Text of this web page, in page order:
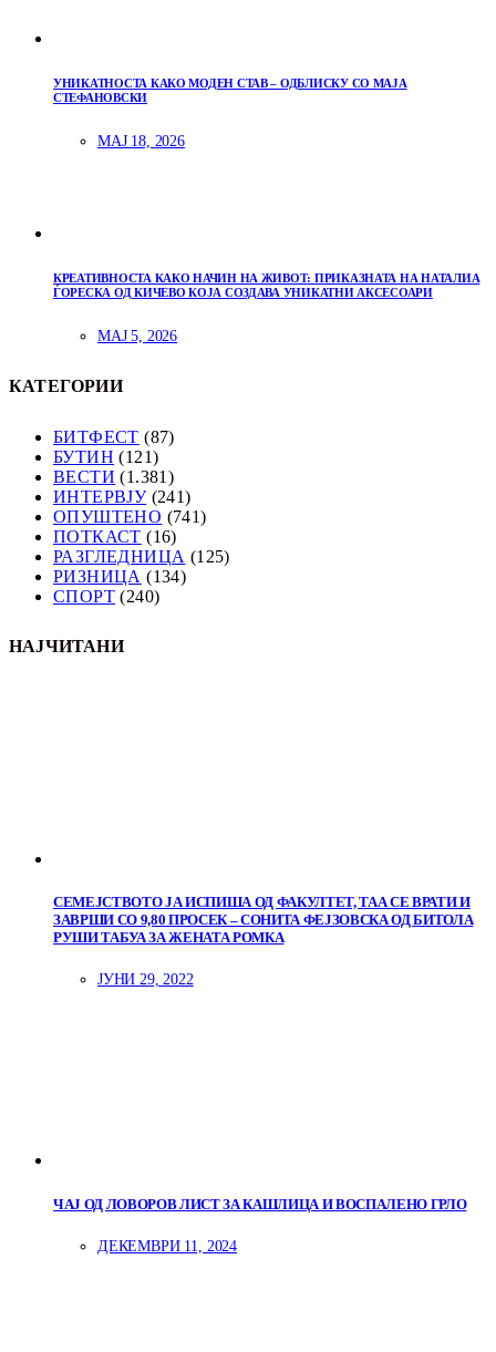
УНИКАТНОСТА КАКО МОДЕН СТАВ – ОДБЛИСКУ СО МАЈА
СТЕФАНОВСКИ
МАЈ 18, 2026
КРЕАТИВНОСТА КАКО НАЧИН НА ЖИВОТ: ПРИКАЗНАТА НА НАТАЛИА
ЃОРЕСКА ОД КИЧЕВО КОЈА СОЗДАВА УНИКАТНИ АКСЕСОАРИ
МАЈ 5, 2026
КАТЕГОРИИ
БИТФЕСТ (87)
БУТИН (121)
ВЕСТИ (1.381)
ИНТЕРВЈУ(241)
ОПУШТЕНО (741)
ПОТКАСТ (16)
РАЗГЛЕДНИЦА (125)
РИЗНИЦА (134)
СПОРТ (240)
НАЈЧИТАНИ
СЕМЕЈСТВОТО ЈА ИСПИША ОД ФАКУЛТЕТ, ТАА СЕ ВРАТИ И
ЗАВРШИ СО 9,80 ПРОСЕК – СОНИТА ФЕЈЗОВСКА ОД БИТОЛА
РУШИ ТАБУА ЗА ЖЕНАТА РОМКА
ЈУНИ 29, 2022
ЧАЈ ОД ЛОВОРОВ ЛИСТ ЗА КАШЛИЦА И ВОСПАЛЕНО ГРЛО
ДЕКЕМВРИ 11, 2024